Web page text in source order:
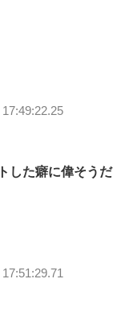
した癖に偉そうだ